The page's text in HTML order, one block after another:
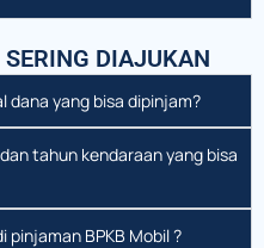
DIAJUKAN
dana yang bisa dipinjam?
tahun kendaraan yang bisa
BPKB Mobil ?